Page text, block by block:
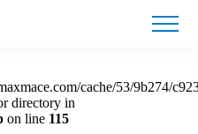
in
cache/53/9b274/
directory in
on line 115